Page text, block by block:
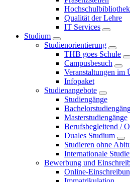
Hochschulbibliothek
Qualität der Lehre
IT Services
Studium
Studienorientierung
THB goes Schule
Campusbesuch
Veranstaltungen im
Infopaket
Studienangebote
Studiengänge
Masterstudiengänge
Berufsbegleitend /
Duales Studium
Studieren ohne
Internationale
Bewerbung und
Online-